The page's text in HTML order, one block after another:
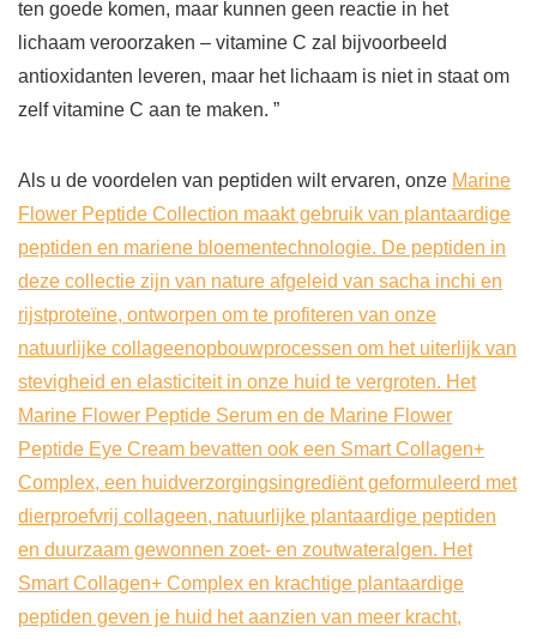
ten goede komen, maar kunnen geen reactie in het
lichaam veroorzaken – vitamine C zal bijvoorbeeld
antioxidanten leveren, maar het lichaam is niet in staat om
zelf vitamine C aan te maken. ”
Als u de voordelen van peptiden wilt ervaren, onze Marine
Flower Peptide Collection maakt gebruik van plantaardige
peptiden en mariene bloementechnologie. De peptiden in
deze collectie zijn van nature afgeleid van sacha inchi en
rijstproteïne, ontworpen om te profiteren van onze
natuurlijke collageenopbouwprocessen om het uiterlijk van
stevigheid en elasticiteit in onze huid te vergroten. Het
Marine Flower Peptide Serum en de Marine Flower
Peptide Eye Cream bevatten ook een Smart Collagen+
Complex, een huidverzorgingsingrediënt geformuleerd met
dierproefvrij collageen, natuurlijke plantaardige peptiden
en duurzaam gewonnen zoet- en zoutwateralgen. Het
Smart Collagen+ Complex en krachtige plantaardige
peptiden geven je huid het aanzien van meer kracht,